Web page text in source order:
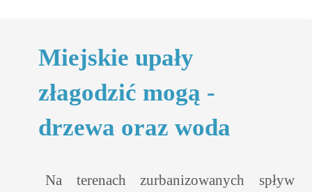
Miejskie upały
złagodzić mogą -
drzewa oraz woda
Na terenach zurbanizowanych spływ